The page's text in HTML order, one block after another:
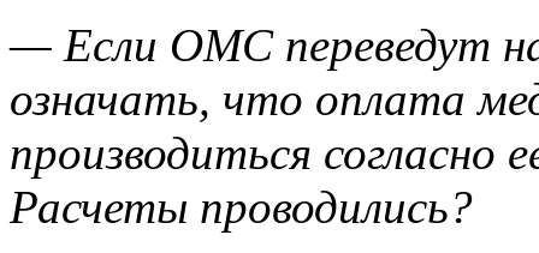
— Если ОМС переведут
означать, что оплата
производиться согласно
Расчеты проводились?